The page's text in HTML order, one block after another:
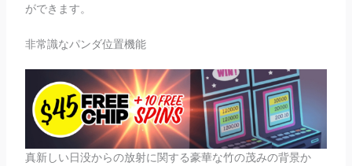
ができます。
非常識なパンダ位置機能
真新しい日没からの放射に関する豪華な竹の茂みの背景か